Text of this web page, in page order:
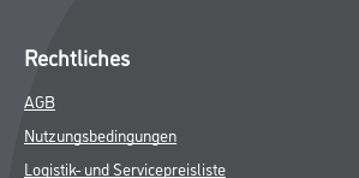
Rechtliches
AGB
Nutzungsbedingungen
Logistik- und Servicepreisliste